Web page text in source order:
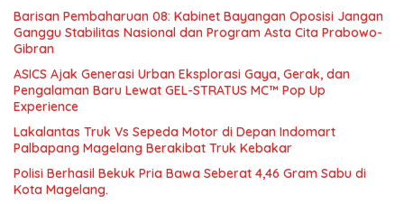
Barisan Pembaharuan 08: Kabinet Bayangan Oposisi Jangan
Ganggu Stabilitas Nasional dan Program Asta Cita Prabowo-
Gibran
ASICS Ajak Generasi Urban Eksplorasi Gaya, Gerak, dan
Pengalaman Baru Lewat GEL-STRATUS MC™ Pop Up
Experience
Lakalantas Truk Vs Sepeda Motor di Depan Indomart
Palbapang Magelang Berakibat Truk Kebakar
Polisi Berhasil Bekuk Pria Bawa Seberat 4,46 Gram Sabu di
Kota Magelang.